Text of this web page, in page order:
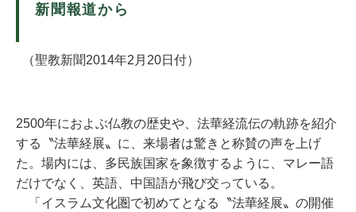
新聞報道から
（聖教新聞2014年2月20日付）
2500年におよぶ仏教の歴史や、法華経流伝の軌跡を紹介
する〝法華経展〟に、来場者は驚きと称賛の声を上げ
た。場内には、多民族国家を象徴するように、マレー語
だけでなく、英語、中国語が飛び交っている。
「イスラム文化圏で初めてとなる〝法華経展〟の開催